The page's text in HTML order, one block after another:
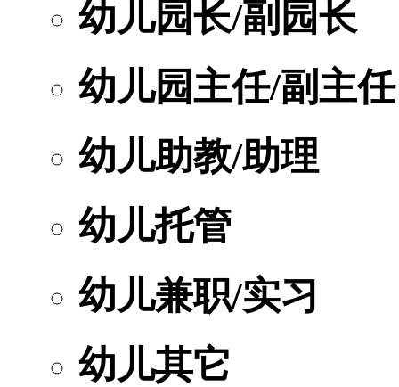
幼儿园长/副园长
幼儿园主任/副主任
幼儿助教/助理
幼儿托管
幼儿兼职/实习
幼儿其它